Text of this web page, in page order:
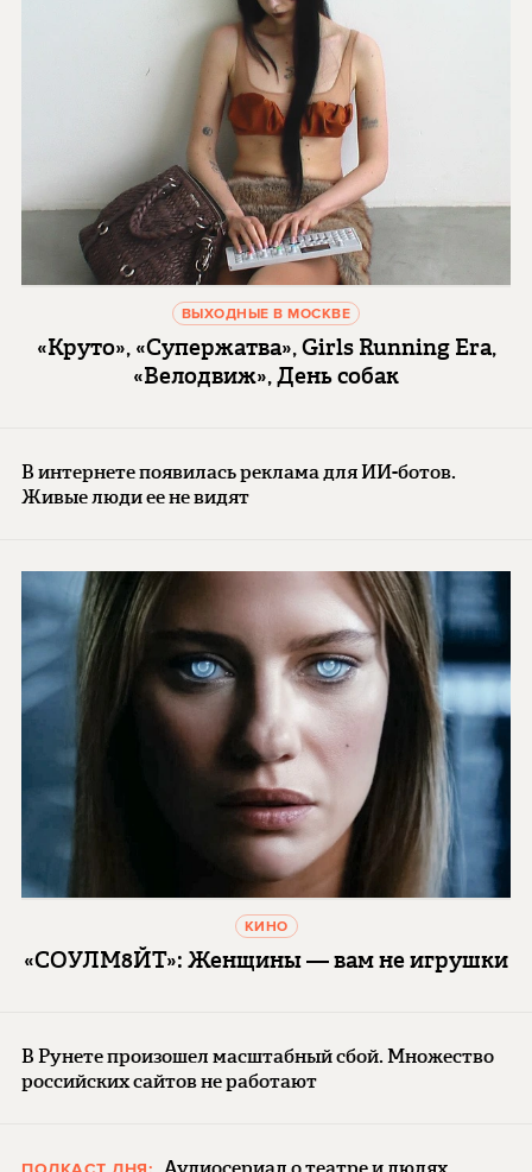
ВЫХОДНЫЕ В МОСКВЕ
«Круто», «Супержатва», Girls Running Era,
«Велодвиж», День собак
В интернете появилась реклама для ИИ-ботов.
Живые люди ее не видят
КИНО
«СОУЛМ8ЙТ»: Женщины — вам не игрушки
В Рунете произошел масштабный сбой. Множество
российских сайтов не работают